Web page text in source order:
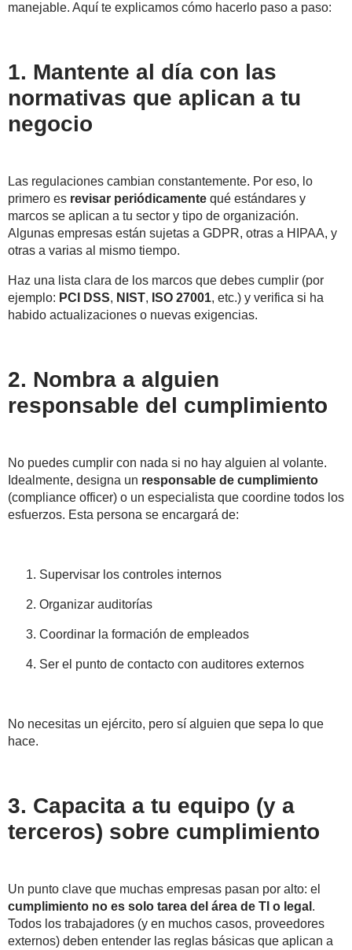
manejable. Aquí te explicamos cómo hacerlo paso a paso:
1. Mantente al día con las
normativas que aplican a tu
negocio
Las regulaciones cambian constantemente. Por eso, lo
primero es revisar periódicamente qué estándares y
marcos se aplican a tu sector y tipo de organización.
Algunas empresas están sujetas a GDPR, otras a HIPAA, y
otras a varias al mismo tiempo.
Haz una lista clara de los marcos que debes cumplir (por
ejemplo: PCI DSS, NIST, ISO 27001, etc.) y verifica si ha
habido actualizaciones o nuevas exigencias.
2. Nombra a alguien
responsable del cumplimiento
No puedes cumplir con nada si no hay alguien al volante.
Idealmente, designa un responsable de cumplimiento
(compliance officer) o un especialista que coordine todos los
esfuerzos. Esta persona se encargará de:
Supervisar los controles internos
Organizar auditorías
Coordinar la formación de empleados
Ser el punto de contacto con auditores externos
No necesitas un ejército, pero sí alguien que sepa lo que
hace.
3. Capacita a tu equipo (y a
terceros) sobre cumplimiento
Un punto clave que muchas empresas pasan por alto: el
cumplimiento no es solo tarea del área de TI o legal .
Todos los trabajadores (y en muchos casos, proveedores
externos) deben entender las reglas básicas que aplican a